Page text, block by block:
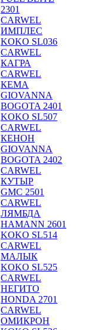
2301
CARWEL
ИМПЛЕС
KOKO SL036
CARWEL
КАГРА
CARWEL
КЕМА
GIOVANNA
BOGOTA 2401
KOKO SL507
CARWEL
КЕНОН
GIOVANNA
BOGOTA 2402
CARWEL
КУТЫР
GMC 2501
CARWEL
ЛЯМБДА
HAMANN 2601
KOKO SL514
CARWEL
МАЛЫК
KOKO SL525
CARWEL
НЕГИТО
HONDA 2701
CARWEL
ОМИКРОН